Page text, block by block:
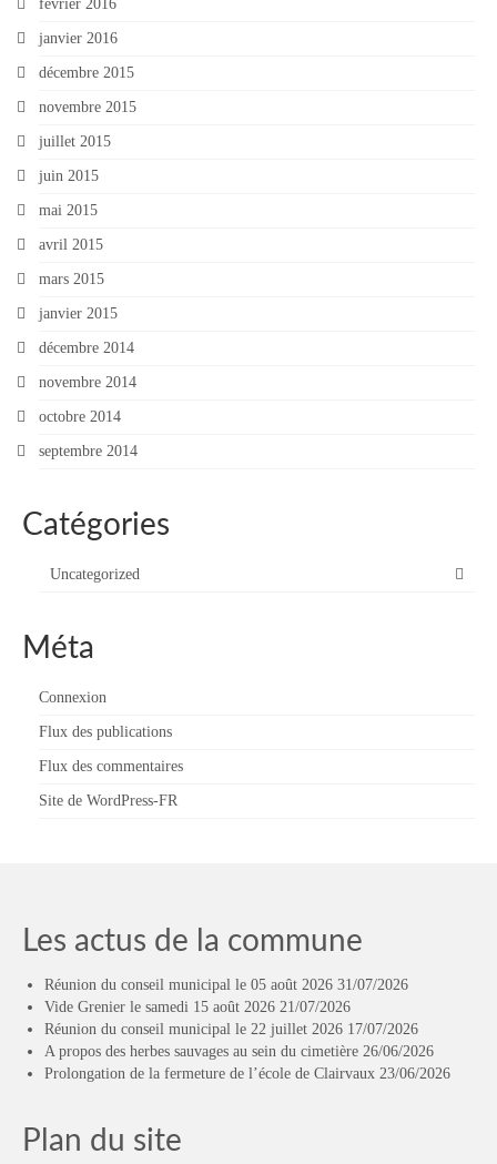
février 2016
janvier 2016
décembre 2015
novembre 2015
juillet 2015
juin 2015
mai 2015
avril 2015
mars 2015
janvier 2015
décembre 2014
novembre 2014
octobre 2014
septembre 2014
Catégories
Uncategorized
Méta
Connexion
Flux des publications
Flux des commentaires
Site de WordPress-FR
Les actus de la commune
Réunion du conseil municipal le 05 août 2026 31/07/2026
Vide Grenier le samedi 15 août 2026 21/07/2026
Réunion du conseil municipal le 22 juillet 2026 17/07/2026
A propos des herbes sauvages au sein du cimetière 26/06/2026
Prolongation de la fermeture de l’école de Clairvaux 23/06/2026
Plan du site